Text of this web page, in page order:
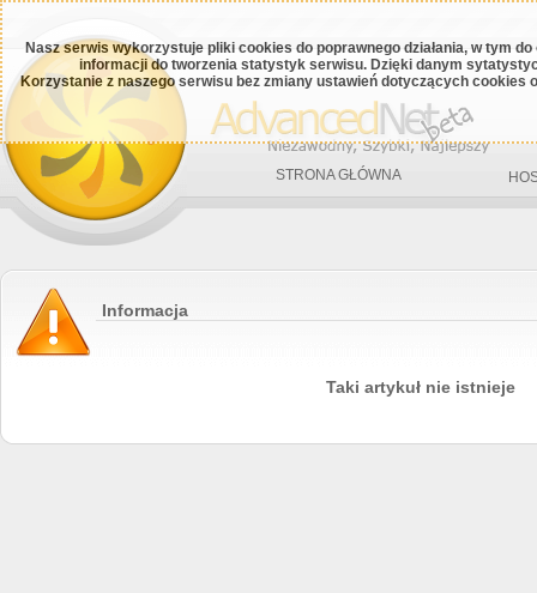
Nasz serwis wykorzystuje pliki cookies do poprawnego działania, w tym
informacji do tworzenia statystyk serwisu. Dzięki danym
Korzystanie z naszego serwisu bez zmiany ustawień dotyczących cookies
STRONA GŁÓWNA
Informacja
Taki artykuł nie istnieje